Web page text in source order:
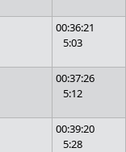
00:36:21
5:03
00:37:26
5:12
00:39:20
5:28